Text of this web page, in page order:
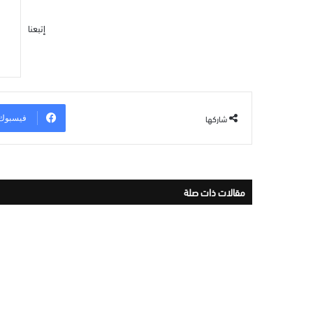
إتبعنا
شاركها
مقالات ذات صلة